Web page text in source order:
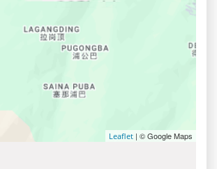
Leaflet | © Google Maps